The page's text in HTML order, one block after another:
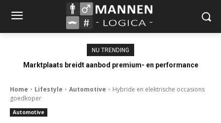
NU TRENDING
Marktplaats breidt aanbod premium- en performance
Home Lifestyle Automotive
Hybride en elektrische occasions
goedkoper
Automotive